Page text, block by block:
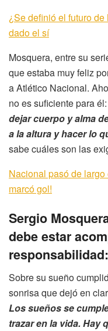
¿Se definió el futuro
dado el sí
Mosquera, entre su
que estaba muy feliz
a Atlético Nacional.
no es suficiente para él:
dejar cuerpo y alma
a la altura y hacer lo
sabe cuáles son las
Nacional pasó de
marcó gol!
Sergio
debe estar
responsabilidad:
Sobre su sueño
sonrisa que dejó en
Los sueños se
trazar en la vida. Hay